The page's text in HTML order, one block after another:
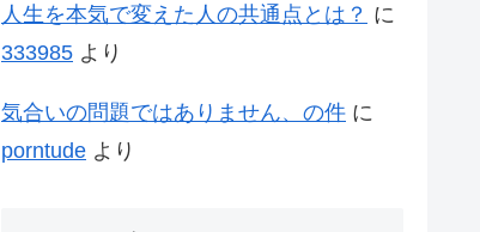
人生を本気で変えた人の共通点とは？ に
333985 より
気合いの問題ではありません、の件 に
porntude より